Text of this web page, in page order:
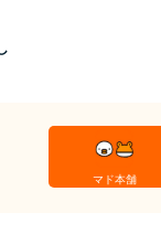
マド本舗